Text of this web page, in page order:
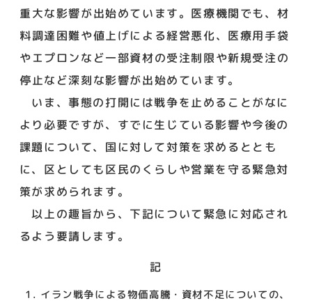
重大な影響が出始めています。医療機関でも、材
料調達困難や値上げによる経営悪化、医療用手袋
やエプロンなど一部資材の受注制限や新規受注の
停止など深刻な影響が出始めています。
いま、事態の打開には戦争を止めることがなに
より必要ですが、すでに生じている影響や今後の
課題について、国に対して対策を求めるととも
に、区としても区民のくらしや営業を守る緊急対
策が求められます。
以上の趣旨から、下記について緊急に対応され
るよう要請します。
記
イラン戦争による物価高騰・資材不足についての、